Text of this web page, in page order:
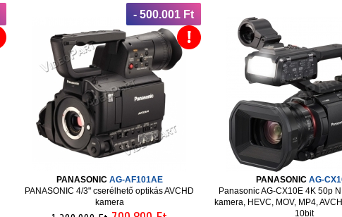
- 500.001 Ft
PANASONIC AG-AF101AE
PANASONIC 4/3" cserélhető optikás AVCHD
kamera
PANASONIC AG-
Panasonic AG-CX10E 4K 50p
kamera, HEVC, MOV, MP4,
10bit